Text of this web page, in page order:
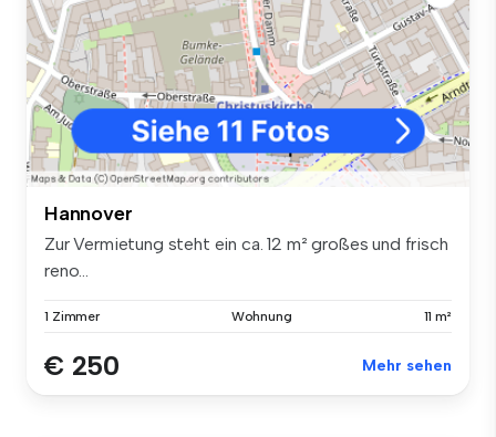
Hannover
Zur Vermietung steht ein ca. 12 m² großes und frisch
reno...
1 Zimmer Wohnung 11 m²
€ 250 Mehr sehen